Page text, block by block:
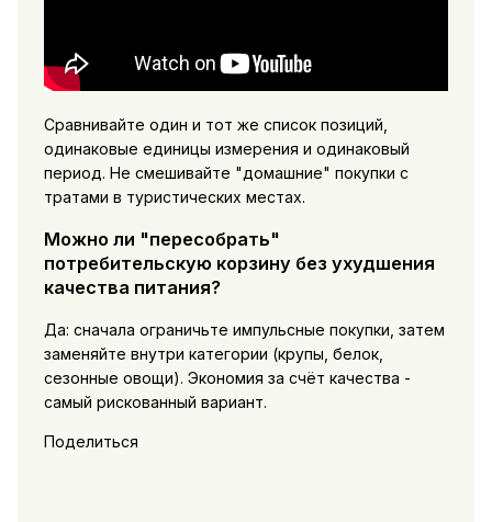
Сравнивайте один и тот же список позиций,
одинаковые единицы измерения и одинаковый
период. Не смешивайте "домашние" покупки с
тратами в туристических местах.
Можно ли "пересобрать"
потребительскую корзину без ухудшения
качества питания?
Да: сначала ограничьте импульсные покупки, затем
заменяйте внутри категории (крупы, белок,
сезонные овощи). Экономия за счёт качества -
самый рискованный вариант.
Поделиться